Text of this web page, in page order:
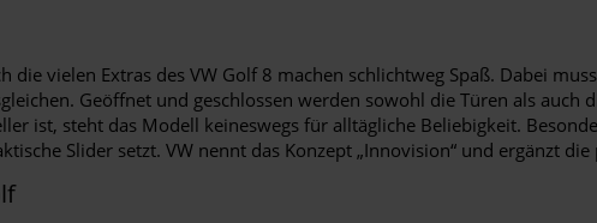
die vielen Extras des VW Golf 8 machen schlichtweg Spaß. Dabei
Geöffnet und geschlossen werden sowohl die Türen als
ist, steht das Modell keineswegs für alltägliche Beliebigkeit.
Slider setzt. VW nennt das Konzept „Innovision“ und ergänzt